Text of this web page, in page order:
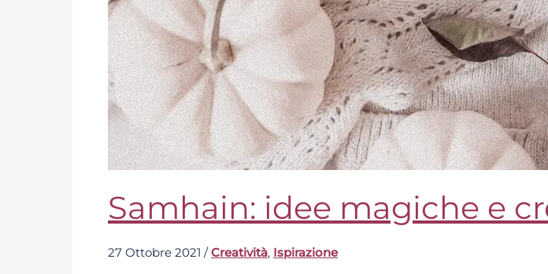
Samhain: idee magiche e
27 Ottobre 2021 /Creatività, Ispirazione